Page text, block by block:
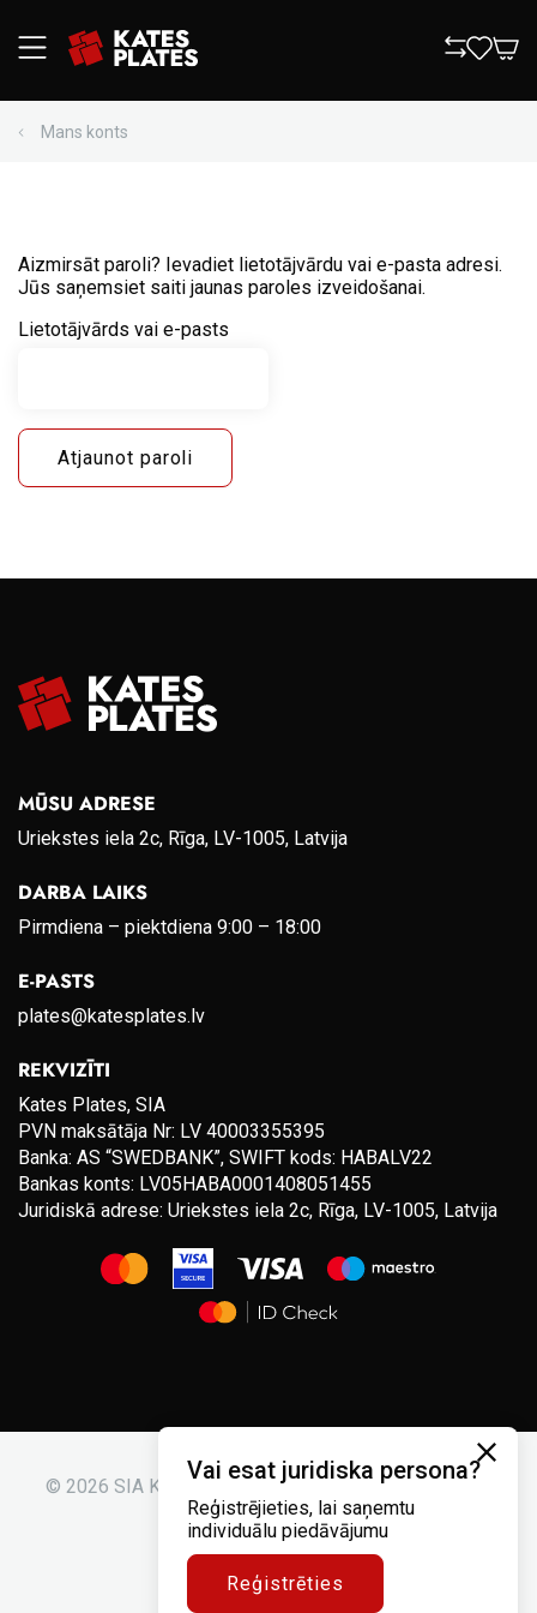
Mans konts
Aizmirsāt paroli? Ievadiet lietotājvārdu vai e-pasta adresi.
Jūs saņemsiet saiti jaunas paroles izveidošanai.
Lietotājvārds vai e-pasts
Atjaunot paroli
MŪSU ADRESE
Uriekstes iela 2c, Rīga, LV-1005, Latvija
DARBA LAIKS
Pirmdiena – piektdiena 9:00 – 18:00
E-PASTS
plates@katesplates.lv
REKVIZĪTI
Kates Plates, SIA
PVN maksātāja Nr: LV 40003355395
Banka: AS “SWEDBANK”, SWIFT kods: HABALV22
Bankas konts: LV05HABA0001408051455
Juridiskā adrese: Uriekstes iela 2c, Rīga, LV-1005, Latvija
© 2026 SIA Kates plates. Visas tiesības aizsargātas.
Vai esat juridiska persona?
Reģistrējieties, lai saņemtu
individuālu piedāvājumu
Reģistrēties